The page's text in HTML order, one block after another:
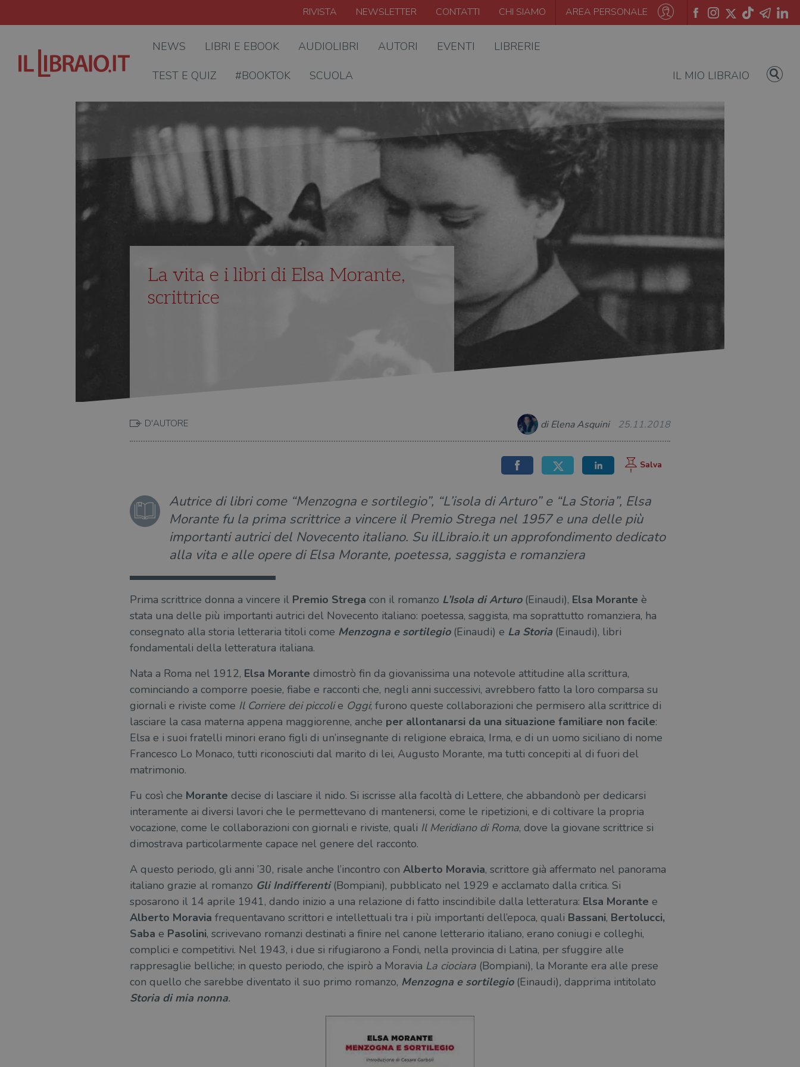
RIVISTA NEWSLETTER CONTATTI CHI SIAMO AREA PERSONALE
NEWS LIBRI E EBOOK AUDIOLIBRI AUTORI EVENTI LIBRERIE
TEST E QUIZ #BOOKTOK SCUOLA IL MIO LIBRAIO
La vita e i libri di Elsa Morante,
scrittrice
D'AUTORE di Elena Asquini 25.11.2018
Autrice di libri come “Menzogna e sortilegio”, “L’isola di Arturo” e “La Storia”, Elsa
Morante fu la prima scrittrice a vincere il Premio Strega nel 1957 e una delle più
importanti autrici del Novecento italiano. Su ilLibraio.it un approfondimento dedicato
alla vita e alle opere di Elsa Morante, poetessa, saggista e romanziera
Prima scrittrice donna a vincere ilPremio Strega con il romanzo L’Isola di Arturo (Einaudi), Elsa Morante è
stata una delle più importanti autrici del Novecento italiano: poetessa, saggista, ma soprattutto romanziera, ha
consegnato alla storia letteraria titoli come Menzogna e sortilegio (Einaudi) e La Storia (Einaudi), libri
fondamentali della letteratura italiana.
Nata a Roma nel 1912, Elsa Morante dimostrò fin da giovanissima una notevole attitudine alla scrittura,
cominciando a comporre poesie, fiabe e racconti che, negli anni successivi, avrebbero fatto la loro comparsa su
giornali e riviste come Il Corriere dei piccolie Oggi; furono queste collaborazioni che permisero alla scrittrice di
lasciare la casa materna appena maggiorenne, anche per allontanarsi da una situazione familiare non facile:
Elsa e i suoi fratelli minori erano figli di un’insegnante di religione ebraica, Irma, e di un uomo siciliano di nome
Francesco Lo Monaco, tutti riconosciuti dal marito di lei, Augusto Morante, ma tutti concepiti al di fuori del
matrimonio.
Fu così che Morante decise di lasciare il nido. Si iscrisse alla facoltà di Lettere, che abbandonò per dedicarsi
interamente ai diversi lavori che le permettevano di mantenersi, come le ripetizioni, e di coltivare la propria
vocazione, come le collaborazioni con giornali e riviste, quali Il Meridiano di Roma, dove la giovane scrittrice si
dimostrava particolarmente capace nel genere del racconto.
A questo periodo, gli anni ’30, risale anche l’incontro con Alberto Moravia, scrittore già affermato nel panorama
italiano grazie al romanzo Gli Indifferenti(Bompiani), pubblicato nel 1929 e acclamato dalla critica. Si
sposarono il 14 aprile 1941, dando inizio a una relazione di fatto inscindibile dalla letteratura: Elsa Morante e
Alberto Moravia frequentavano scrittori e intellettuali tra i più importanti dell’epoca, quali Bassani, Bertolucci,
Saba e Pasolini, scrivevano romanzi destinati a finire nel canone letterario italiano, erano coniugi e colleghi,
complici e competitivi. Nel 1943, i due si rifugiarono a Fondi, nella provincia di Latina, per sfuggire alle
rappresaglie belliche; in questo periodo, che ispirò a Moravia La ciociara (Bompiani), la Morante era alle prese
con quello che sarebbe diventato il suo primo romanzo, Menzogna e sortilegio(Einaudi), dapprima intitolato
Storia di mia nonna.